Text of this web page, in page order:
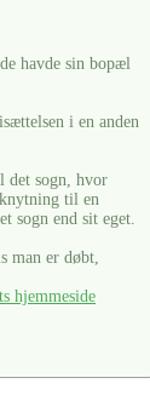
havde sin bopæl
i en anden
det sogn, hvor
til en
sogn end sit eget.
man er døbt,
hjemmeside